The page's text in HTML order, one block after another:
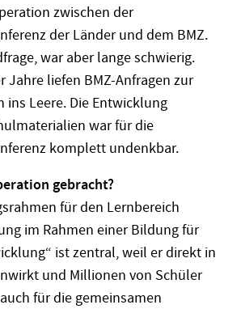
zwischen der
der Länder und dem BMZ.
war aber lange schwierig.
Jahre liefen BMZ-Anfragen zur
ins Leere. Die Entwicklung
war für die
komplett undenkbar.
gebracht?
für den Lernbereich
im Rahmen einer Bildung für
ist zentral, weil er direkt in
und Millionen von Schüler
für die gemeinsamen